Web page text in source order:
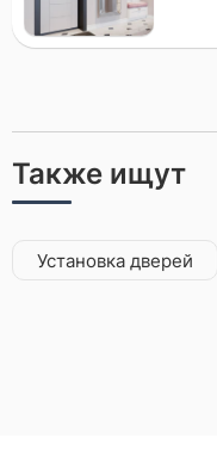
Также ищут
Установка дверей
Прикрепить фото (до 5 шт.)
точнее оценить задачу)
Добавить фото
Я согласен с условиями